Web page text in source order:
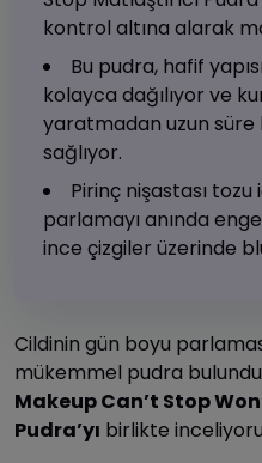
kontrol altına alarak
Bu pudra, hafif
kolayca dağılıyor ve
yaratmadan uzun süre
sağlıyor.
Pirinç nişastası
parlamayı anında
ince çizgiler üzerinde
Cildinin gün boyu
mükemmel pudra
Makeup Can’t Stop
Pudra’yı birlikte